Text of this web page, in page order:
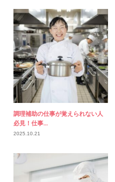
調理補助の仕事が覚えられない人
必見！仕事...
2025.10.21